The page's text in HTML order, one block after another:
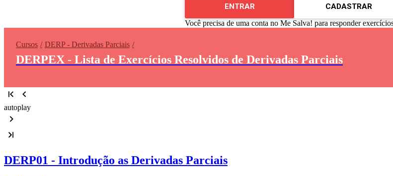
ENTRAR CADASTRAR
Você precisa de uma conta no Me Salva! para responder
Cursos DERP - Derivadas Parciais
DERPEX - Lista de Exercícios Resolvidos de Derivadas Parciais
autoplay
DERP01 - Introdução as Derivadas Parciais